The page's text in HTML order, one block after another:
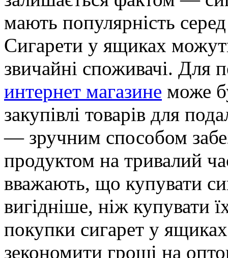
мають популярність
Сигарети у ящиках
звичайні споживачі. Для
интернет магазине може
закупівлі товарів для
— зручним способом
продуктом на тривалий
вважають, що купувати
вигідніше, ніж купувати
покупки сигарет у
зекономити гроші на